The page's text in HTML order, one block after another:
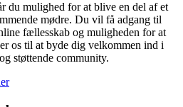
du mulighed for at blive en del af et
mødre. Du vil få adgang til
fællesskab og muligheden for at
os til at byde dig velkommen ind i
støttende community.